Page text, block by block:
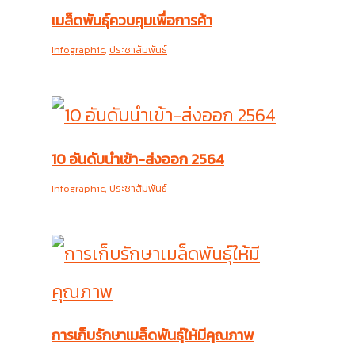
เมล็ดพันธุ์ควบคุมเพื่อการค้า
Infographic, ประชาสัมพันธ์
10 อันดับนำเข้า-ส่งออก 2564
Infographic, ประชาสัมพันธ์
การเก็บรักษาเมล็ดพันธุ์ให้มีคุณภาพ